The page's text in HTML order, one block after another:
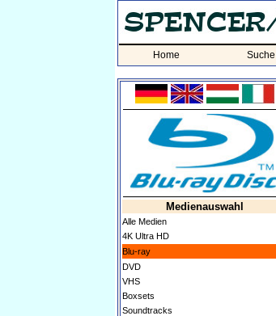
Home Suche
Medienauswahl
Alle Medien
4K Ultra HD
Blu-ray
DVD
VHS
Boxsets
Soundtracks